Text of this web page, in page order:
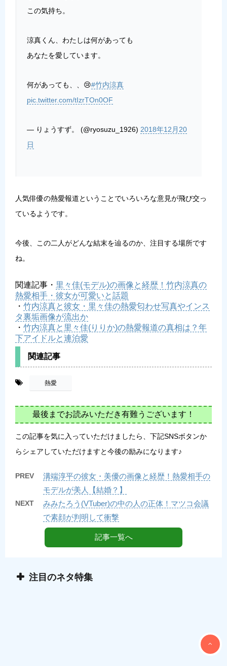
この気持ち。
涼真くん、わたしは何があっても
あなたを愛しています。
何があっても、、😢#竹内涼真
pic.twitter.com/tIzrTOn0OF
— りょうすず。 (@ryosuzu_1926) 2018年12月20
日
人気俳優の熱愛報道ということでいろいろな意見が飛び交っ
ているようです。
今後、この二人がどんな結末を辿るのか、注目する場所です
ね。
関連記事 ・ 里々佳(モデル)の画像と経歴！竹内涼真の
熱愛相手・彼女が可愛いと話題
・ 竹内涼真と彼女・里々佳の熱愛匂わせ写真やインス
タ裏垢画像が流出か
・ 竹内涼真と里々佳(りりか)の熱愛報道の真相は？年
下アイドルと連泊愛
関連記事
熱愛
最後までお読みいただき有難うございます！
この記事を気に入っていただけましたら、下記SNSボタンか
らシェアしていただけますと今後の励みになります♪
PREV
溝端淳平の彼女・美優の画像と経歴！熱愛相手の
モデルが美人【結婚？】
NEXT
みみたろう(VTuber)の中の人の正体！マツコ会議
で素顔が判明して衝撃
記事一覧へ
注目のネタ特集